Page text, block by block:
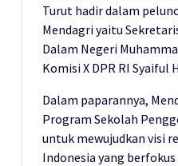
Turut hadir dalam
Mendagri yaitu
Dalam Negeri
Komisi X DPR RI Syaiful
Dalam paparannya,
Program Sekolah
untuk mewujudkan visi
Indonesia yang